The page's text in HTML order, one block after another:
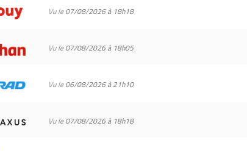
Vu le07/08/2026 à 18h18
Vu le07/08/2026 à 18h05
Vu le06/08/2026 à 21h10
Vu le07/08/2026 à 18h18